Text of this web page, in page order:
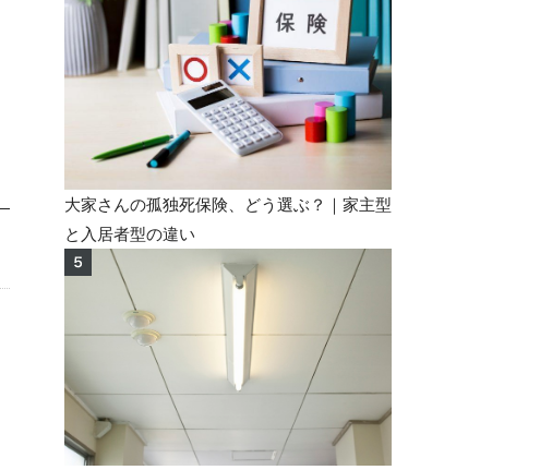
大家さんの孤独死保険、どう選ぶ？｜家主型
と入居者型の違い